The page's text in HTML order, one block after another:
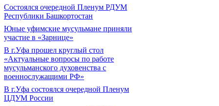
Состоялся очередной Пленум РДУМ
Республики Башкортостан
Юные уфимские мусульмане приняли
участие в «Зарнице»
В г.Уфа прошел круглый стол
«Актуальные вопросы по работе
мусульманского духовенства с
военнослужащими РФ»
В г.Уфа состоялся очередной Пленум
ЦДУМ России